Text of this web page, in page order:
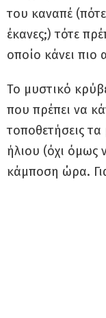
του καναπέ
έκανες;) τότε
οποίο κάνει πιο
Το μυστικό
που πρέπει να
τοποθετήσεις
ήλιου (όχι όμως
κάμποση ώρα.